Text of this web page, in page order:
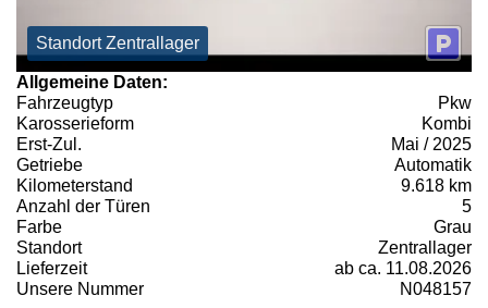
Standort Zentrallager
Allgemeine Daten:
Fahrzeugtyp
Pkw
Karosserieform
Kombi
Erst-Zul.
Mai / 2025
Getriebe
Automatik
Kilometerstand
9.618 km
Anzahl der Türen
5
Farbe
Grau
Standort
Zentrallager
Lieferzeit
ab ca. 11.08.2026
Unsere Nummer
N048157